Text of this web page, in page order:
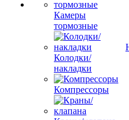
Камеры
тормозные
Колодки/
накладки
Компрессоры